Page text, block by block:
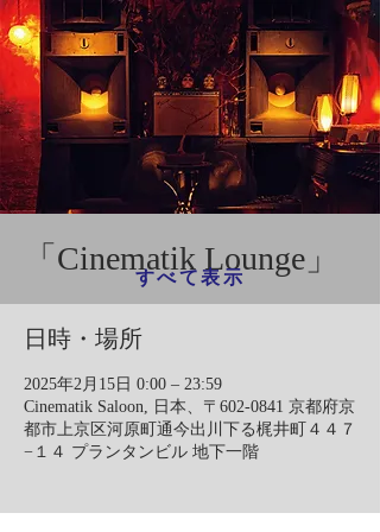
「Cinematik Lounge」
日時・場所
2025年2月15日 0:00 – 23:59
Cinematik Saloon, 日本、〒602-0841 京都府京
都市上京区河原町通今出川下る梶井町４４７
−１４ プランタンビル 地下一階
すべて表示